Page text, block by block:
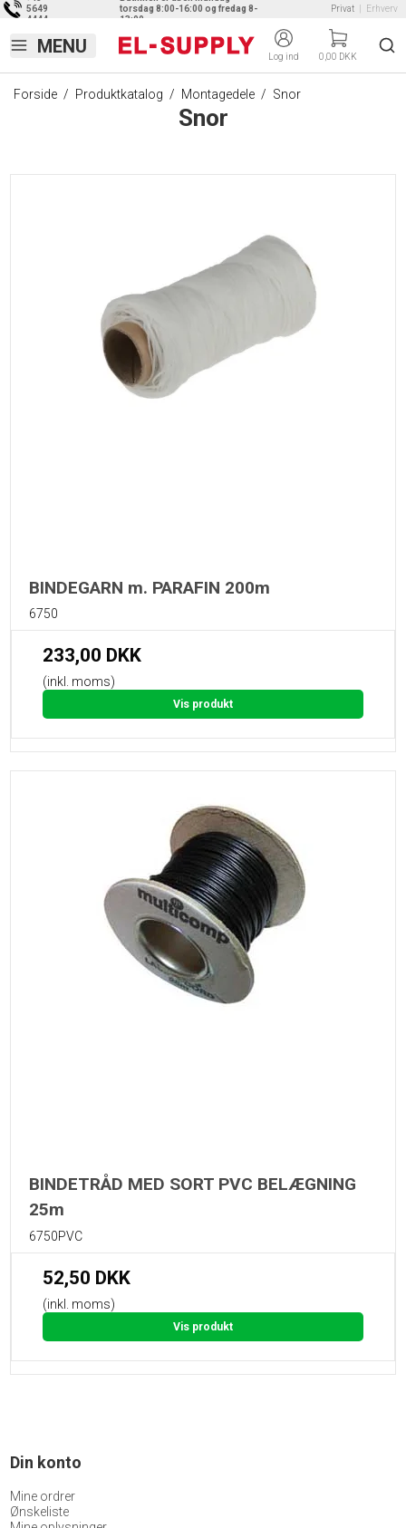
5649
4444
torsdag 8:00-16:00 og fredag 8-
13:00
Privat Erhverv
Log ind 0,00 DKK
Forside / Produktkatalog / Montagedele / Snor
Snor
BINDEGARN m. PARAFIN 200m
6750
233,00 DKK
(inkl. moms)
Vis produkt
BINDETRÅD MED SORT PVC BELÆGNING
25m
6750PVC
52,50 DKK
(inkl. moms)
Vis produkt
Din konto
Mine ordrer
Ønskeliste